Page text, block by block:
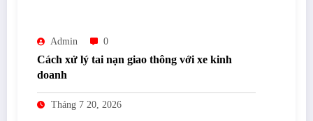
Admin 0
Cách xử lý tai nạn giao thông với xe kinh
doanh
Tháng 7 20, 2026